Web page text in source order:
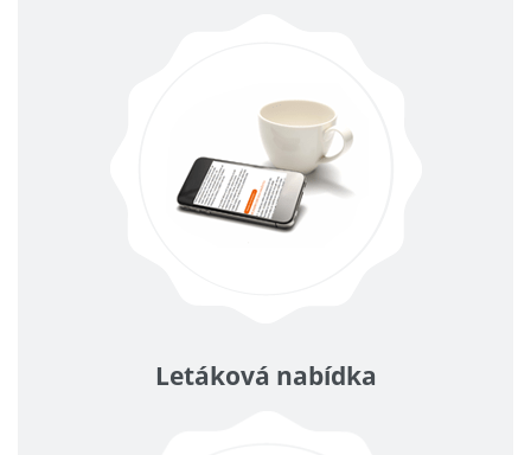
Letáková nabídka